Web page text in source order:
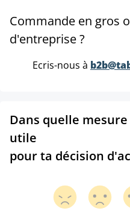
Commande en gros
d'entreprise ?
Ecris-nous à
Dans quelle
utile
pour ta décision